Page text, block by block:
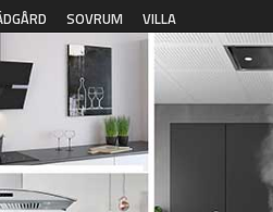
SOVRUM VILLA